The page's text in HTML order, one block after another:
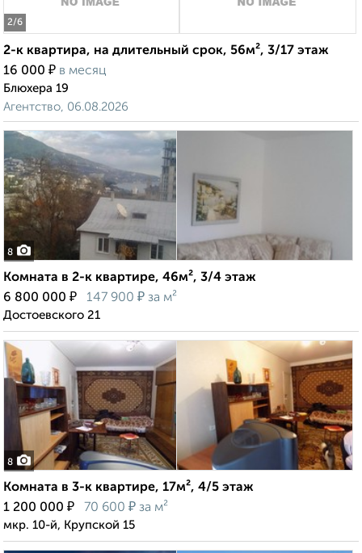
2/6
2-к квартира, на длительный срок, 56м², 3/17 этаж
16 000 ₽ в месяц
Блюхера 19
Агентство, 06.08.2026
8
Комната в 2-к квартире, 46м², 3/4 этаж
6 800 000 ₽ 147 900 ₽ за м²
Достоевского 21
8
Комната в 3-к квартире, 17м², 4/5 этаж
1 200 000 ₽ 70 600 ₽ за м²
мкр. 10-й, Крупской 15